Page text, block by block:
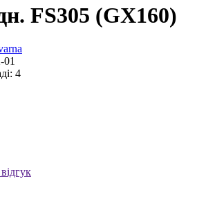
FS305 (GX160)
01
4